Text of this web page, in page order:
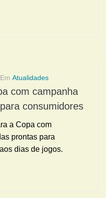
Em Atualidades
com campanha
consumidores
a Copa com
prontas para
dias de jogos.